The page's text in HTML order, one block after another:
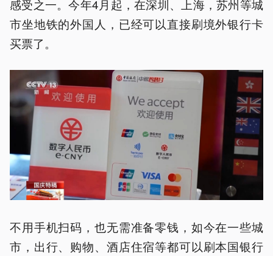
感受之一。今年4月起，在深圳、上海，苏州等城
市坐地铁的外国人，已经可以直接刷境外银行卡
买票了。
不用手机扫码，也无需准备零钱，如今在一些城
市，出行、购物、酒店住宿等都可以刷本国银行